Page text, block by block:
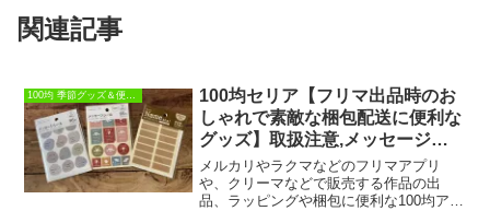
関連記事
100均セリア【フリマ出品時のお
しゃれで素敵な梱包配送に便利な
グッズ】取扱注意,メッセージシ
ール,撮影ボード,おしゃれハンコ
etc…
メルカリやラクマなどのフリマアプリ
や、クリーマなどで販売する作品の出
品、ラッピングや梱包に便利な100均アイ